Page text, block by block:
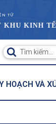
TỬ
KHU KINH
HOẠCH VÀ